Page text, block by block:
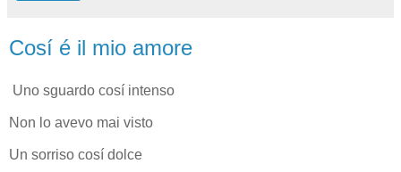
Cosí é il mio amore
Uno sguardo cosí intenso
Non lo avevo mai visto
Un sorriso cosí dolce